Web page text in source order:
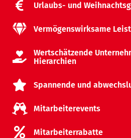
Urlaubs- und
Vermögenswirksame
Wertschätzende
Hierarchien
Spannende und
Mitarbeiterevents
Mitarbeiterrabatte